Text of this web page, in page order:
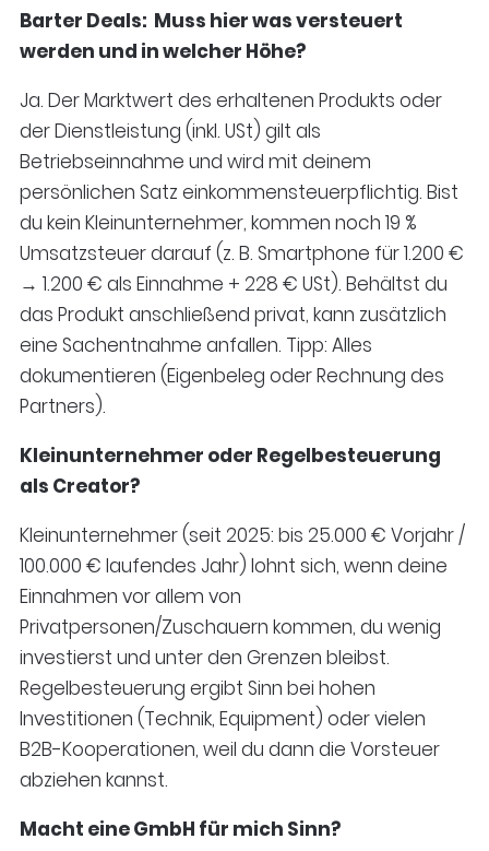
Barter Deals: Muss hier was versteuert
werden und in welcher Höhe?
Ja. Der Marktwert des erhaltenen Produkts oder
der Dienstleistung (inkl. USt) gilt als
Betriebseinnahme und wird mit deinem
persönlichen Satz einkommensteuerpflichtig. Bist
du kein Kleinunternehmer, kommen noch 19 %
Umsatzsteuer darauf (z. B. Smartphone für 1.200 €
→ 1.200 € als Einnahme + 228 € USt). Behältst du
das Produkt anschließend privat, kann zusätzlich
eine Sachentnahme anfallen. Tipp: Alles
dokumentieren (Eigenbeleg oder Rechnung des
Partners).
Kleinunternehmer oder Regelbesteuerung
als Creator?
Kleinunternehmer (seit 2025: bis 25.000 € Vorjahr /
100.000 € laufendes Jahr) lohnt sich, wenn deine
Einnahmen vor allem von
Privatpersonen/Zuschauern kommen, du wenig
investierst und unter den Grenzen bleibst.
Regelbesteuerung ergibt Sinn bei hohen
Investitionen (Technik, Equipment) oder vielen
B2B-Kooperationen, weil du dann die Vorsteuer
abziehen kannst.
Macht eine GmbH für mich Sinn?